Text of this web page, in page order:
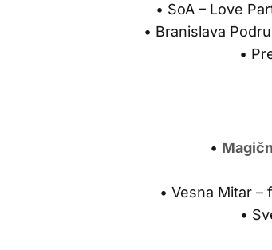
• SoA – Love
• Branislava
•
•
• Vesna Mitar –
•